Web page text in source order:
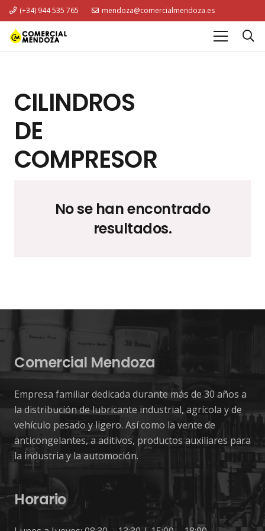
(+34) 944 535 765 mendoza@comercialmendoza.es
CILINDROS
DE
COMPRESOR
No se han encontrado
resultados.
Comercial Mendoza
Empresa familiar dedicada durante más de 30 años a
la distribución de lubricante industrial, agrícola y de
vehículo pesado y ligero. Así como la vente de
anticongelantes, a aditivos, productos auxiliares para
la industria y la automoción.
Horario